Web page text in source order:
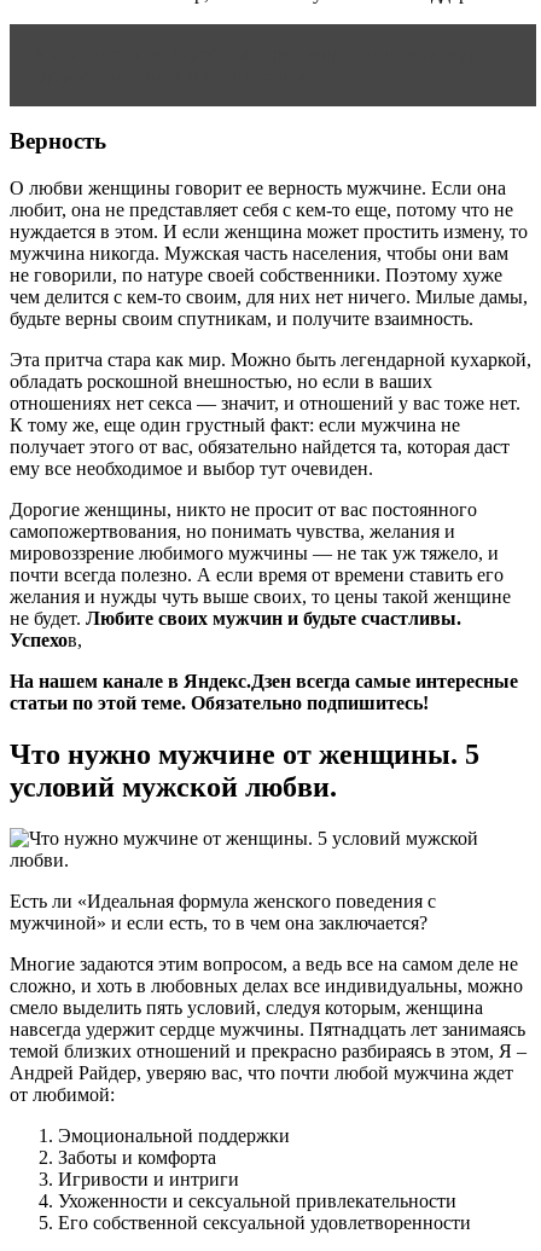
Верность
О любви женщины говорит ее верность мужчине. Если она
любит, она не представляет себя с кем-то еще, потому что не
нуждается в этом. И если женщина может простить измену, то
мужчина никогда. Мужская часть населения, чтобы они вам
не говорили, по натуре своей собственники. Поэтому хуже
чем делится с кем-то своим, для них нет ничего. Милые дамы,
будьте верны своим спутникам, и получите взаимность.
Эта притча стара как мир. Можно быть легендарной кухаркой,
обладать роскошной внешностью, но если в ваших
отношениях нет секса — значит, и отношений у вас тоже нет.
К тому же, еще один грустный факт: если мужчина не
получает этого от вас, обязательно найдется та, которая даст
ему все необходимое и выбор тут очевиден.
Дорогие женщины, никто не просит от вас постоянного
самопожертвования, но понимать чувства, желания и
мировоззрение любимого мужчины — не так уж тяжело, и
почти всегда полезно. А если время от времени ставить его
желания и нужды чуть выше своих, то цены такой женщине
не будет. Любите своих мужчин и будьте счастливы.
Успехов,
На нашем канале в Яндекс.Дзен всегда самые интересные
статьи по этой теме. Обязательно подпишитесь!
Что нужно мужчине от женщины. 5
условий мужской любви.
Есть ли «Идеальная формула женского поведения с
мужчиной» и если есть, то в чем она заключается?
Многие задаются этим вопросом, а ведь все на самом деле не
сложно, и хоть в любовных делах все индивидуальны, можно
смело выделить пять условий, следуя которым, женщина
навсегда удержит сердце мужчины. Пятнадцать лет занимаясь
темой близких отношений и прекрасно разбираясь в этом, Я –
Андрей Райдер, уверяю вас, что почти любой мужчина ждет
от любимой:
Эмоциональной поддержки
Заботы и комфорта
Игривости и интриги
Ухоженности и сексуальной привлекательности
Его собственной сексуальной удовлетворенности